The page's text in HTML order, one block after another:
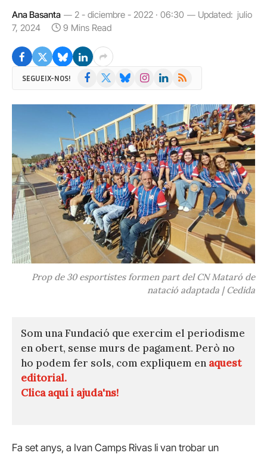
Ana Basanta 2 - diciembre - 2022 · 06:30 Updated: julio
7, 2024
9 Mins Read
SEGUEIX-NOS! Facebook BlueskyInstagramLinkedIn
RSS
Prop de 30 esportistes formen part del CN Mataró de
natació adaptada | Cedida
Som una Fundació que exercim el periodisme
en obert, sense murs de pagament. Però no
ho podem fer sols, com expliquem en aquest
editorial.
Clica aquí i ajuda'ns!
Fa set anys, a Ivan Camps Rivas li van trobar un